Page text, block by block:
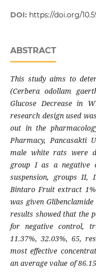
DOI: https://doi.org/
ABSTRACT
This study aims to
(Cerbera odollam
Glucose Decrease in
research design used
out in the
Pharmacy, Pancasakti
male white rats were
group I as a negative
suspension, groups
Bintaro Fruit extract
was given
results showed that the
for negative control,
11.37%, 32.03%, 65,
most effective
an average value of